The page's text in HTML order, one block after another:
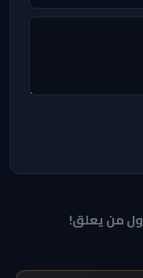
من يعلق!